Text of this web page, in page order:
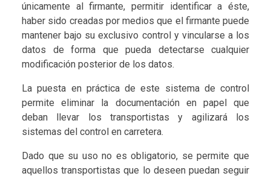
únicamente al firmante, permitir identificar a éste,
haber sido creadas por medios que el firmante puede
mantener bajo su exclusivo control y vincularse a los
datos de forma que pueda detectarse cualquier
modificación posterior de los datos.
La puesta en práctica de este sistema de control
permite eliminar la documentación en papel que
deban llevar los transportistas y agilizará los
sistemas del control en carretera.
Dado que su uso no es obligatorio, se permite que
aquellos transportistas que lo deseen puedan seguir